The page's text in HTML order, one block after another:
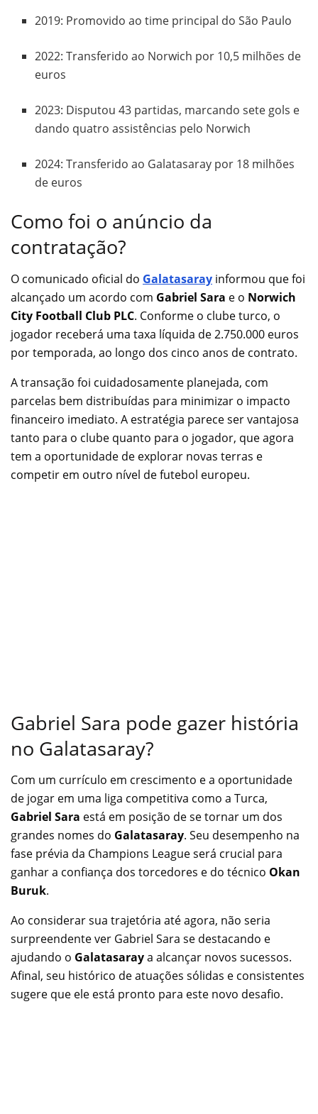
2019: Promovido ao time principal do São Paulo
2022: Transferido ao Norwich por 10,5 milhões de
euros
2023: Disputou 43 partidas, marcando sete gols e
dando quatro assistências pelo Norwich
2024: Transferido ao Galatasaray por 18 milhões
de euros
Como foi o anúncio da
contratação?
O comunicado oficial do Galatasaray informou que foi
alcançado um acordo com Gabriel Sara e o Norwich
City Football Club PLC. Conforme o clube turco, o
jogador receberá uma taxa líquida de 2.750.000 euros
por temporada, ao longo dos cinco anos de contrato.
A transação foi cuidadosamente planejada, com
parcelas bem distribuídas para minimizar o impacto
financeiro imediato. A estratégia parece ser vantajosa
tanto para o clube quanto para o jogador, que agora
tem a oportunidade de explorar novas terras e
competir em outro nível de futebol europeu.
Gabriel Sara pode gazer história
no Galatasaray?
Com um currículo em crescimento e a oportunidade
de jogar em uma liga competitiva como a Turca,
Gabriel Sara está em posição de se tornar um dos
grandes nomes do Galatasaray. Seu desempenho na
fase prévia da Champions League será crucial para
ganhar a confiança dos torcedores e do técnico Okan
Buruk.
Ao considerar sua trajetória até agora, não seria
surpreendente ver Gabriel Sara se destacando e
ajudando o Galatasaraya alcançar novos sucessos.
Afinal, seu histórico de atuações sólidas e consistentes
sugere que ele está pronto para este novo desafio.